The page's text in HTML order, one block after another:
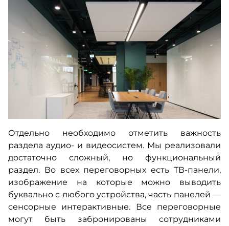
Отдельно необходимо отметить важность
раздела аудио- и видеосистем. Мы реализовали
достаточно сложный, но функциональный
раздел. Во всех переговорных есть ТВ-панели,
изображение на которые можно выводить
буквально с любого устройства, часть панелей —
сенсорные интерактивные. Все переговорные
могут быть забронированы сотрудниками